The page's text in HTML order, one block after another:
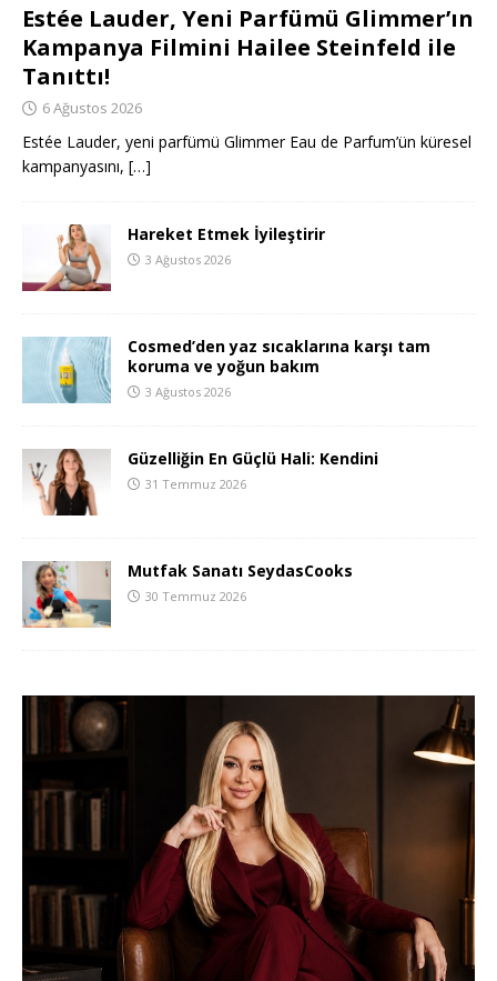
Estée Lauder, Yeni Parfümü Glimmer’ın
Kampanya Filmini Hailee Steinfeld ile
Tanıttı!
6 Ağustos 2026
Estée Lauder, yeni parfümü Glimmer Eau de Parfum’ün küresel
kampanyasını, […]
Hareket Etmek İyileştirir
3 Ağustos 2026
Cosmed’den yaz sıcaklarına karşı tam
koruma ve yoğun bakım
3 Ağustos 2026
Güzelliğin En Güçlü Hali: Kendini
31 Temmuz 2026
Mutfak Sanatı SeydasCooks
30 Temmuz 2026